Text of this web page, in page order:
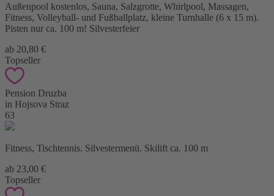
Außenpool kostenlos, Sauna, Salzgrotte, Whirlpool, Massagen,
Fitness, Volleyball- und Fußballplatz, kleine Turnhalle (6 x 15 m).
Pisten nur ca. 100 m! Silvesterfeier
ab 20,80 €
Topseller
Pension Druzba
in Hojsova Straz
63
Fitness, Tischtennis. Silvestermenü. Skilift ca. 100 m
ab 23,00 €
Topseller